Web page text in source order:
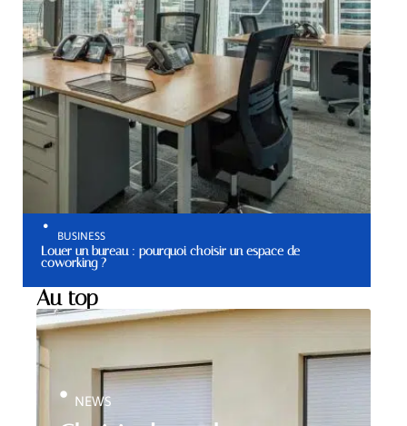
BUSINESS
Louer un bureau : pourquoi choisir un espace de
coworking ?
Au top
NEWS